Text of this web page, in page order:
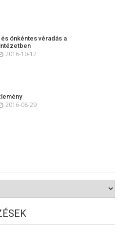
és önkéntes véradás a
2016-10-12
2016-08-29